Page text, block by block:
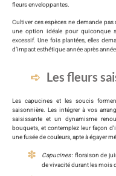
fleurs enveloppantes.
Cultiver ces espèces ne demande
une option idéale pour quiconque
excessif. Une fois plantées, elles
d’impact esthétique année après
Les fleurs
Les capucines et les soucis
saisonnière. Les intégrer à vos
saisissante et un dynamisme
bouquets, et contemplez leur façon
une fusée de couleurs, apte à égayer
Capucines: floraison de
de vivacité durant les mois